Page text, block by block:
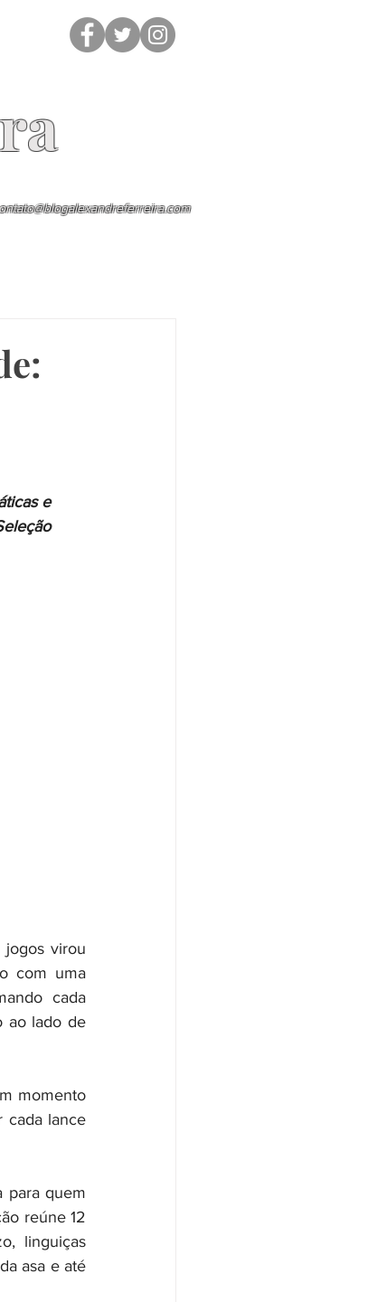
e
jogos virou
com uma
cada
ao lado de
momento
cada lance
para quem
reúne 12
linguiças
asa e até